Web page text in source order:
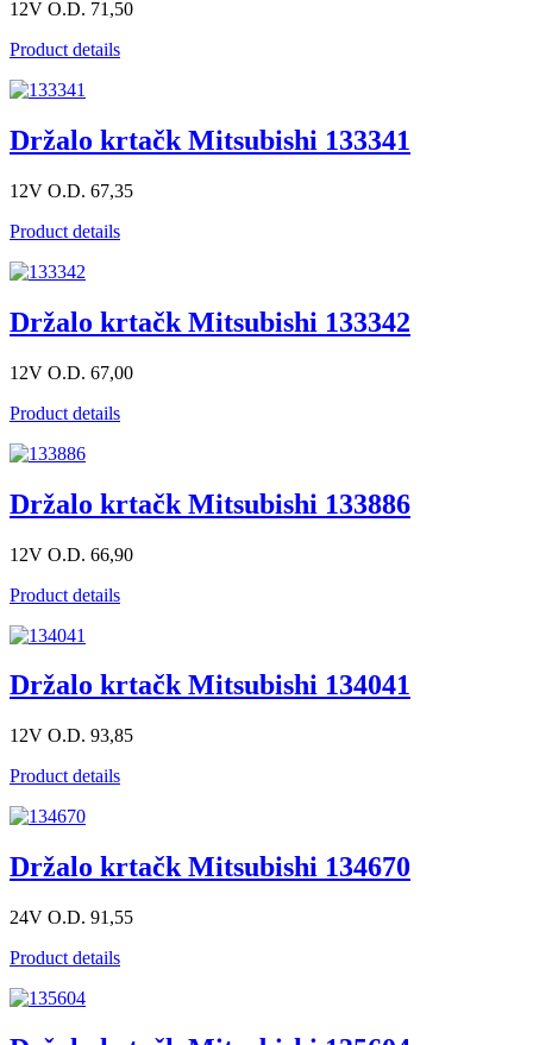
12V O.D. 71,50
Product details
Držalo krtačk Mitsubishi 133341
12V O.D. 67,35
Product details
Držalo krtačk Mitsubishi 133342
12V O.D. 67,00
Product details
Držalo krtačk Mitsubishi 133886
12V O.D. 66,90
Product details
Držalo krtačk Mitsubishi 134041
12V O.D. 93,85
Product details
Držalo krtačk Mitsubishi 134670
24V O.D. 91,55
Product details